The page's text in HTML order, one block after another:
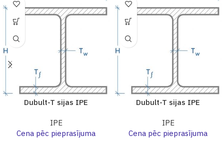
Dubult-T sijas IPE
IPE
Cena pēc pieprasījuma
Dubult-T sijas IPE
IPE
Cena pēc pieprasījuma